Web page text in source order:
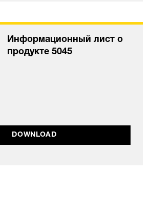
Информационный лист о
продукте 5045
DOWNLOAD